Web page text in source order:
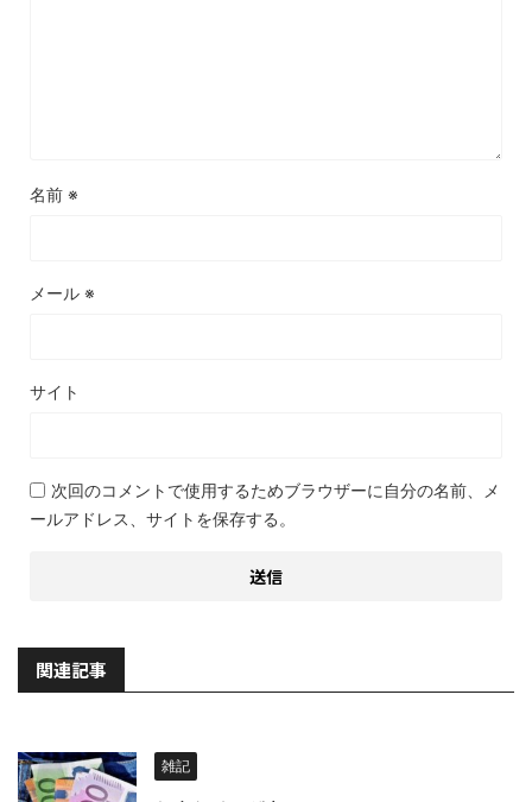
名前 ※
メール ※
サイト
次回のコメントで使用するためブラウザーに自分の名前、メ
ールアドレス、サイトを保存する。
関連記事
雑記